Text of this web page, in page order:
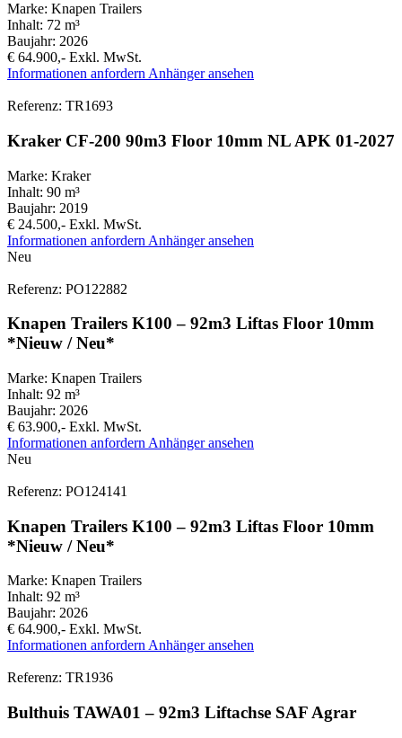
Marke: Knapen Trailers
Inhalt: 72 m³
Baujahr: 2026
€ 64.900,- Exkl. MwSt.
Informationen anfordern Anhänger ansehen
Referenz: TR1693
Kraker CF-200 90m3 Floor 10mm NL APK 01-2027
Marke: Kraker
Inhalt: 90 m³
Baujahr: 2019
€ 24.500,- Exkl. MwSt.
Informationen anfordern Anhänger ansehen
Neu
Referenz: PO122882
Knapen Trailers K100 – 92m3 Liftas Floor 10mm
*Nieuw / Neu*
Marke: Knapen Trailers
Inhalt: 92 m³
Baujahr: 2026
€ 63.900,- Exkl. MwSt.
Informationen anfordern Anhänger ansehen
Neu
Referenz: PO124141
Knapen Trailers K100 – 92m3 Liftas Floor 10mm
*Nieuw / Neu*
Marke: Knapen Trailers
Inhalt: 92 m³
Baujahr: 2026
€ 64.900,- Exkl. MwSt.
Informationen anfordern Anhänger ansehen
Referenz: TR1936
Bulthuis TAWA01 – 92m3 Liftachse SAF Agrar